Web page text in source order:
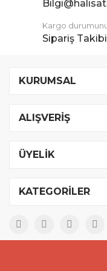
Kargo
Sipariş Takibi
KURUMSAL
ALIŞVERİŞ
ÜYELİK
KATEGORİLER